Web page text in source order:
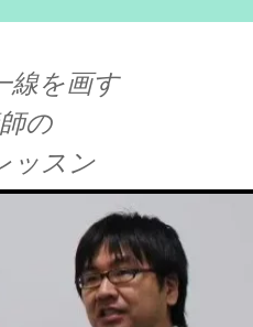
線を画す
の
ッスン